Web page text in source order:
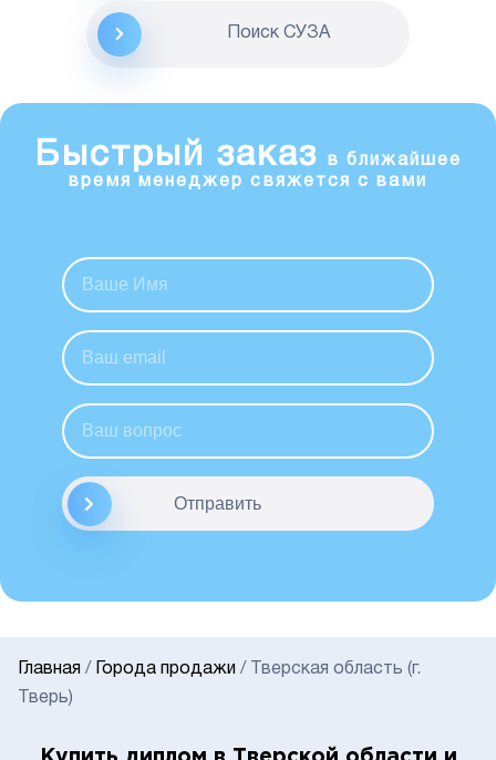
Поиск CУЗА
Быстрый заказ
в ближайшее
время менеджер свяжется с вами
Отправить
Главная / Города продажи /
Тверская область (г.
Тверь)